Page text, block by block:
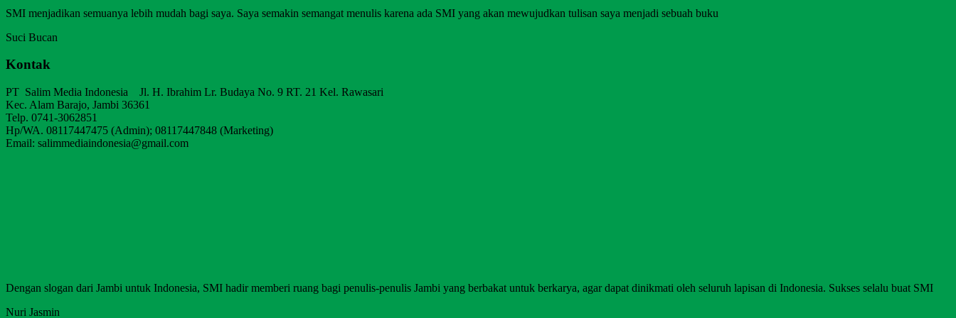
SMI menjadikan semuanya lebih mudah bagi saya. Saya semakin semangat menulis karena ada SMI yang akan mewujudkan tulisan saya menjadi sebuah buku
Suci Bucan
Kontak
PT Salim Media Indonesia Jl. H. Ibrahim Lr. Budaya No. 9 RT. 21 Kel. Rawasari
Kec. Alam Barajo, Jambi 36361
Telp. 0741-3062851
Hp/WA. 08117447475 (Admin); 08117447848 (Marketing)
Email: salimmediaindonesia@gmail.com
Dengan slogan dari Jambi untuk Indonesia, SMI hadir memberi ruang bagi penulis-penulis Jambi yang berbakat untuk berkarya, agar dapat dinikmati oleh seluruh lapisan di Indonesia. Sukses selalu buat SMI
Nuri Jasmin